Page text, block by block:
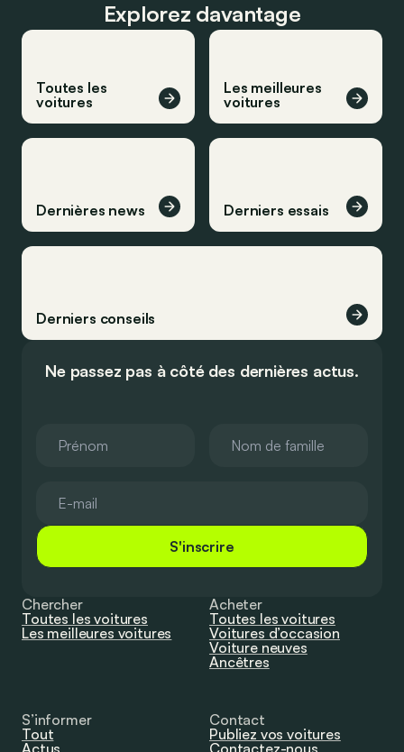
Explorez davantage
Toutes les
voitures
Les meilleures
voitures
Dernières news Derniers essais
Derniers conseils
Ne passez pas à côté des dernières actus.
S'inscrire
Chercher
Toutes les voitures
Les meilleures voitures
Acheter
Toutes les voitures
Voitures d’occasion
Voiture neuves
Ancêtres
S’informer
Tout
Actus
Contact
Publiez vos voitures
Contactez-nous